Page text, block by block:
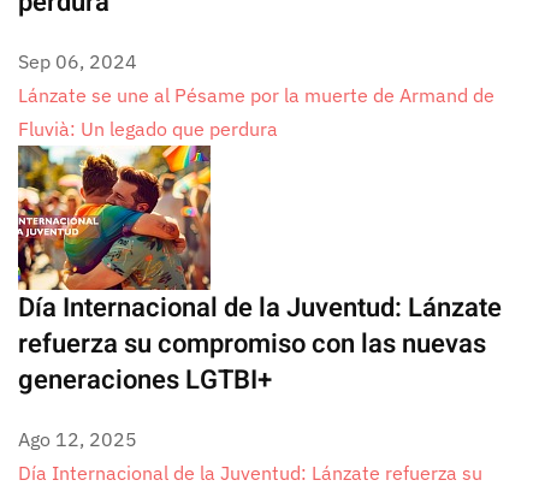
Sep 06, 2024
Lánzate se une al Pésame por la muerte de Armand de
Fluvià: Un legado que perdura
Día Internacional de la Juventud: Lánzate
refuerza su compromiso con las nuevas
generaciones LGTBI+
Ago 12, 2025
Día Internacional de la Juventud: Lánzate refuerza su